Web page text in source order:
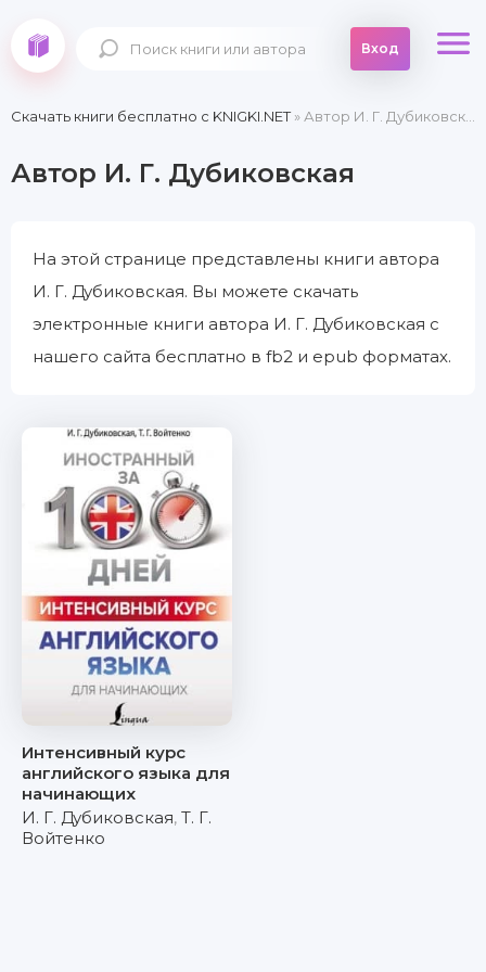
Вход
Скачать книги бесплатно c KNIGKI.NET» Автор И. Г. Дубиковская
Автор И. Г. Дубиковская
На этой странице представлены книги автора
И. Г. Дубиковская. Вы можете скачать
электронные книги автора И. Г. Дубиковская с
нашего сайта бесплатно в fb2 и epub форматах.
Интенсивный курс
английского языка для
начинающих
И. Г. Дубиковская, Т. Г.
Войтенко